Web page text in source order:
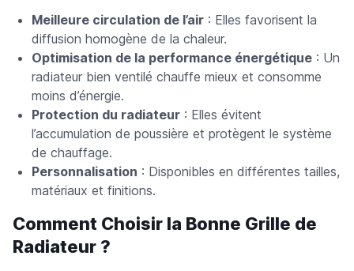
Meilleure circulation de l’air : Elles favorisent la
diffusion homogène de la chaleur.
Optimisation de la performance énergétique : Un
radiateur bien ventilé chauffe mieux et consomme
moins d’énergie.
Protection du radiateur : Elles évitent
l’accumulation de poussière et protègent le système
de chauffage.
Personnalisation : Disponibles en différentes tailles,
matériaux et finitions.
Comment Choisir la Bonne Grille de
Radiateur ?